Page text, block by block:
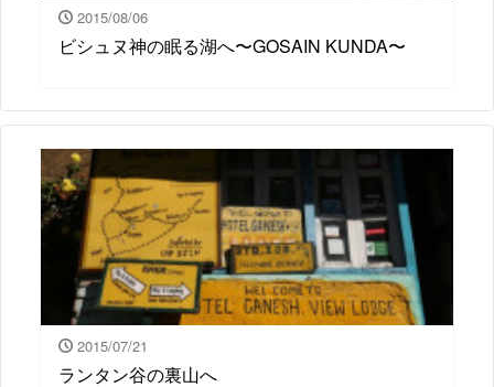
2015/08/06
ビシュヌ神の眠る湖へ〜GOSAIN KUNDA〜
2015/07/21
ランタン谷の裏山へ